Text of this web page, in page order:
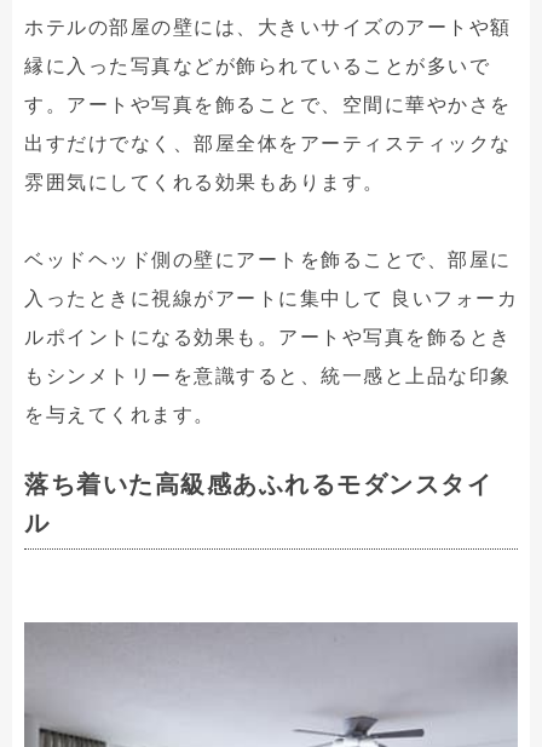
ホテルの部屋の壁には、大きいサイズのアートや額
縁に入った写真などが飾られていることが多いで
す。アートや写真を飾ることで、空間に華やかさを
出すだけでなく、部屋全体をアーティスティックな
雰囲気にしてくれる効果もあります。
ベッドヘッド側の壁にアートを飾ることで、部屋に
入ったときに視線がアートに集中して 良いフォーカ
ルポイントになる効果も。アートや写真を飾るとき
もシンメトリーを意識すると、統一感と上品な印象
を与えてくれます。
落ち着いた高級感あふれるモダンスタイ
ル